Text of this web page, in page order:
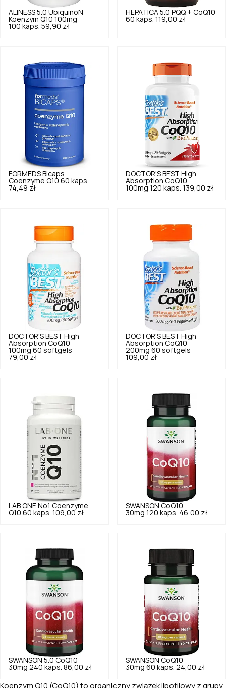
ALINESS 5.0 UbiquinoN
Koenzym Q10 100mg
100 kaps. 59,90 zł
HEPATICA 5.0 PQQ + CoQ10
60 kaps. 119,00 zł
FORMEDS Bicaps
Coenzyme Q10 60 kaps.
74,49 zł
DOCTOR'S BEST High
Absorption CoQ10
100mg 120 kaps. 139,00 zł
DOCTOR'S BEST High
Absorption CoQ10
100mg 60 softgels
79,00 zł
DOCTOR'S BEST High
Absorption CoQ10
200mg 60 softgels
109,00 zł
LAB ONE No1 Coenzyme
Q10 60 kaps. 109,00 zł
SWANSON CoQ10
30mg 120 kaps. 46,00 zł
SWANSON 5.0 CoQ10
30mg 240 kaps. 86,00 zł
SWANSON CoQ10
30mg 60 kaps. 24,00 zł
Koenzym Q10 (CoQ10) to organiczny związek lipofilowy z grupy